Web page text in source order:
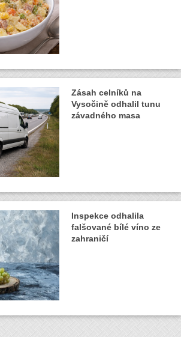
Zásah celníků na
Vysočině odhalil tunu
závadného masa
Inspekce odhalila
falšované bílé víno ze
zahraničí